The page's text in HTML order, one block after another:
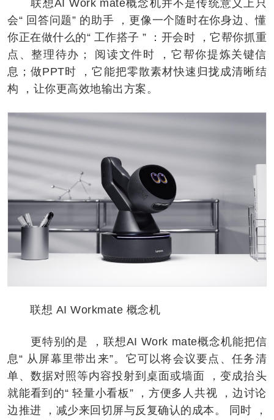
联想AI Work mate概念机并不是传统意义上只
会“ 回答问题” 的助手 ，更像一个随时在你身边、懂
你正在做什么的“ 工作搭子 ” ：开会时 ，它帮你抓重
点、整理待办； 阅读文件时 ，它帮你提炼关键信
息；做PPT时 ，它能把零散素材快速归拢成清晰结
构 ，让你更高效地输出方案。
联想 AI Workmate 概念机
更特别的是 ，联想AI Work mate概念机能把信
息“ 从屏幕里带出来”。它可以将会议要点、任务清
单、数据对照等内容投射到桌面或墙面 ，变成抬头
就能看到的“ 轻量小看板” ，方便多人共视 ，边讨论
边推进 ，减少来回切屏与反复确认的成本。 同时 ，